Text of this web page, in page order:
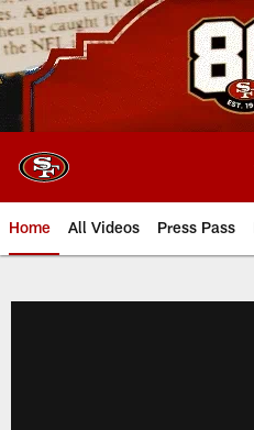
Skip
to
main
content
Home All Videos Press Pass